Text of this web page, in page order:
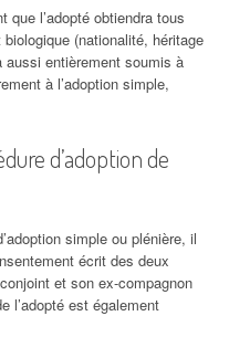
que l’adopté obtiendra tous
(nationalité, héritage
entièrement soumis à
à l’adoption simple,
d’adoption de
simple ou plénière, il
écrit des deux
et son ex-compagnon
l’adopté est également